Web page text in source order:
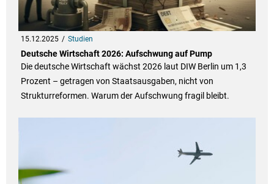
15.12.2025 Studien
Deutsche Wirtschaft 2026: Aufschwung auf Pump
Die deutsche Wirtschaft wächst 2026 laut DIW Berlin um 1,3
Prozent – getragen von Staatsausgaben, nicht von
Strukturreformen. Warum der Aufschwung fragil bleibt.